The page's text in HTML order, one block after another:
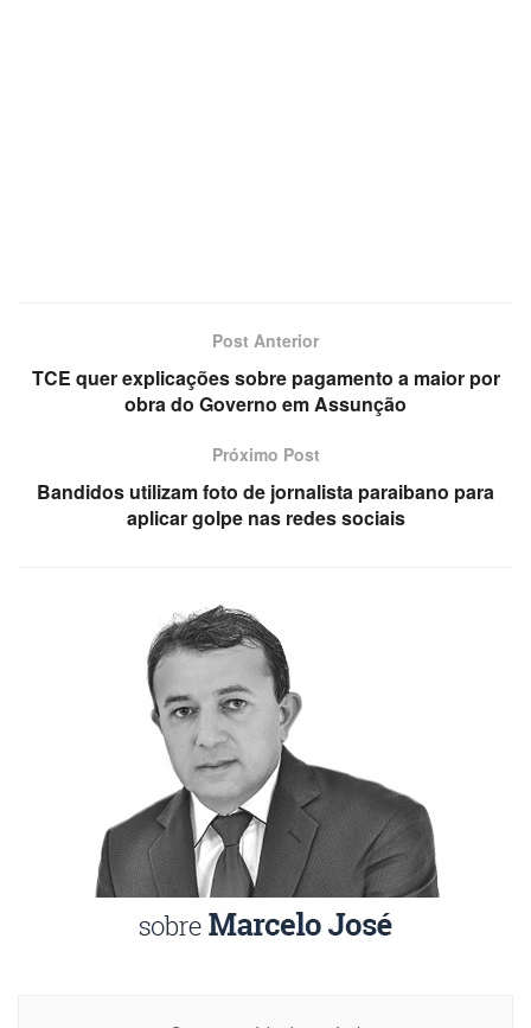
Post Anterior
TCE quer explicações sobre pagamento a maior por
obra do Governo em Assunção
Próximo Post
Bandidos utilizam foto de jornalista paraibano para
aplicar golpe nas redes sociais